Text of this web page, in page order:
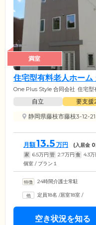
満室
住宅型有料老人ホーム
One Plus Style 合同会社 住宅型
自立 要支援
静岡県藤枝市藤枝3-12-21
月額13.5 万円 (入居金 0
家 6.5万円 管 2.7万円 食 4.3万
個室 / プラン１
24時間介護士常駐
定員18名 /居室18室 /
空き状況を知る